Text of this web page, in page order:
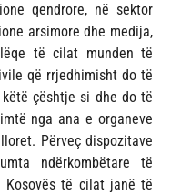
qendrore, në sektor
arsimore dhe medija,
të cilat munden të
që rrjedhimisht do të
çështje si dhe do të
nga ana e organeve
Përveç dispozitave
ndërkombëtare të
të cilat janë të